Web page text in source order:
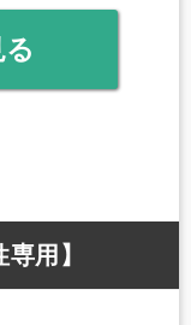
用】